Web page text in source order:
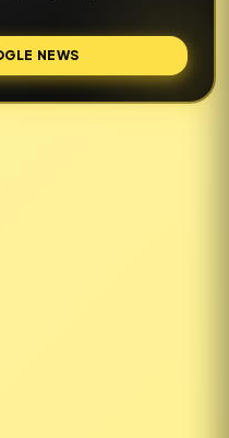
NEWS